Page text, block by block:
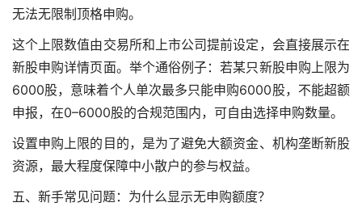
无法无限制顶格申购。
这个上限数值由交易所和上市公司提前设定，会直接展示在
新股申购详情页面。举个通俗例子：若某只新股申购上限为
6000股，意味着个人单次最多只能申购6000股，不能超额
申报，在0–6000股的合规范围内，可自由选择申购数量。
设置申购上限的目的，是为了避免大额资金、机构垄断新股
资源，最大程度保障中小散户的参与权益。
五、新手常见问题：为什么显示无申购额度？